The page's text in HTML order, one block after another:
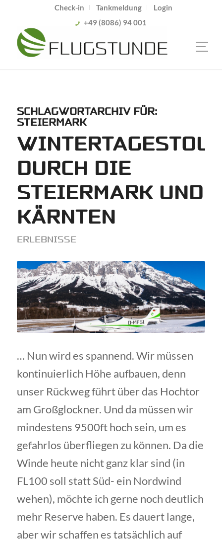
Check-in Tankmeldung
Login
+49 (8086) 94 001
SCHLAGWORTARCHIV FÜR:
STEIERMARK
DURCH DIE
STEIERMARK UND
KÄRNTEN
ERLEBNISSE
… Nun wird es spannend. Wir müssen
kontinuierlich Höhe aufbauen, denn
unser Rückweg führt über das Hochtor
am Großglockner. Und da müssen wir
mindestens 9500ft hoch sein, um es
gefahrlos überfliegen zu können. Da die
Winde heute nicht ganz klar sind (in
FL100 soll statt Süd- ein Nordwind
wehen), möchte ich gerne noch deutlich
mehr Reserve haben. Es dauert lange,
aber wir schaffen es tatsächlich auf